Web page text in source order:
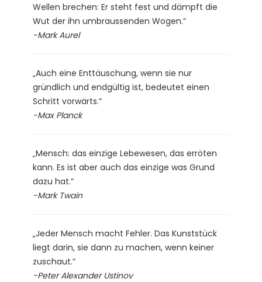
Wellen brechen: Er steht fest und dämpft die
Wut der ihn umbraussenden Wogen.“
-Mark Aurel
„Auch eine Enttäuschung, wenn sie nur
gründlich und endgültig ist, bedeutet einen
Schritt vorwärts.“
-Max Planck
„Mensch: das einzige Lebewesen, das erröten
kann. Es ist aber auch das einzige was Grund
dazu hat.“
-Mark Twain
„Jeder Mensch macht Fehler. Das Kunststück
liegt darin, sie dann zu machen, wenn keiner
zuschaut.“
-Peter Alexander Ustinov